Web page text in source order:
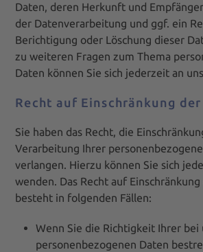
Daten, deren Herkunft und
der Datenverarbeitung und ggf. ein
Berichtigung oder Löschung dieser
zu weiteren Fragen zum Thema
Daten können Sie sich jederzeit an
Recht auf Einschränkung
Sie haben das Recht, die
Verarbeitung Ihrer
verlangen. Hierzu können Sie sich
wenden. Das Recht auf
besteht in folgenden Fällen:
Wenn Sie die Richtigkeit Ihrer bei
personenbezogenen Daten